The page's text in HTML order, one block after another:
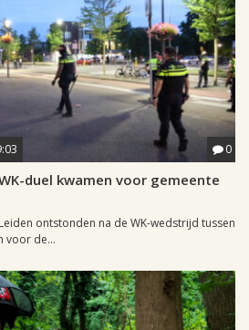
0
duel kwamen voor gemeente
ontstonden na de WK-wedstrijd tussen
voor de...